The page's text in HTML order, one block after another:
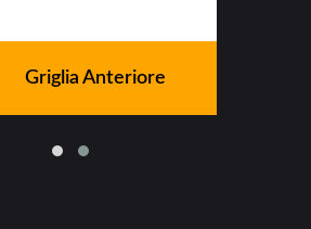
Griglia Anteriore